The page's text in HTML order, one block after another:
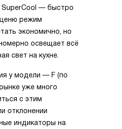
SuperCool — быстро
режим
экономично, но
освещает всё
свет на кухне.
у модели — F (по
уже много
с этим
отклонении
индикаторы на